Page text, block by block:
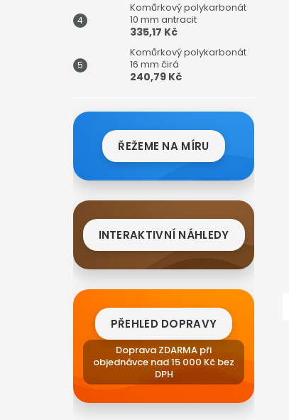
Komůrkový polykarbonát
10 mm antracit
335,17 Kč
Komůrkový polykarbonát
16 mm čirá
240,79 Kč
ŘEŽEME NA MÍRU
INTERAKTIVNÍ NÁHLEDY
PŘEHLED DOPRAVY
Doprava ZDARMA při
objednávce nad 15 000 Kč bez
DPH